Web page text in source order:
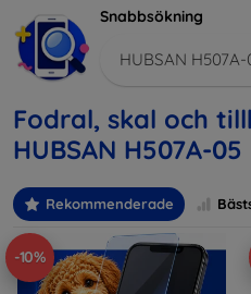
Snabbsökning
HUBSAN H507A-
Fodral, skal och
HUBSAN H507A-05
Rekommenderade
-10%